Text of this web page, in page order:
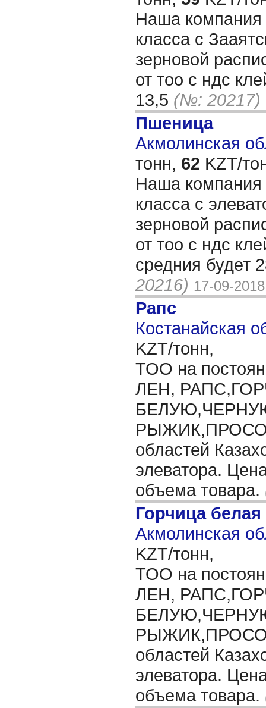
Наша компания
класса с
зерновой
от тоо с ндс
13,5 (№: 20217)
Пшеница
Акмолинская
тонн, 62 KZT/
Наша компания
класса с
зерновой
от тоо с ндс
средния будет
20216) 17-09-2018
Рапс
Костанайская
KZT/тонн,
ТОО на
ЛЕН,
РЫЖИК,ПРОСО,
областей
элеватора.
объема товара.
Горчица белая
Акмолинская
KZT/тонн,
ТОО на
ЛЕН,
РЫЖИК,ПРОСО,
областей
элеватора.
объема товара.